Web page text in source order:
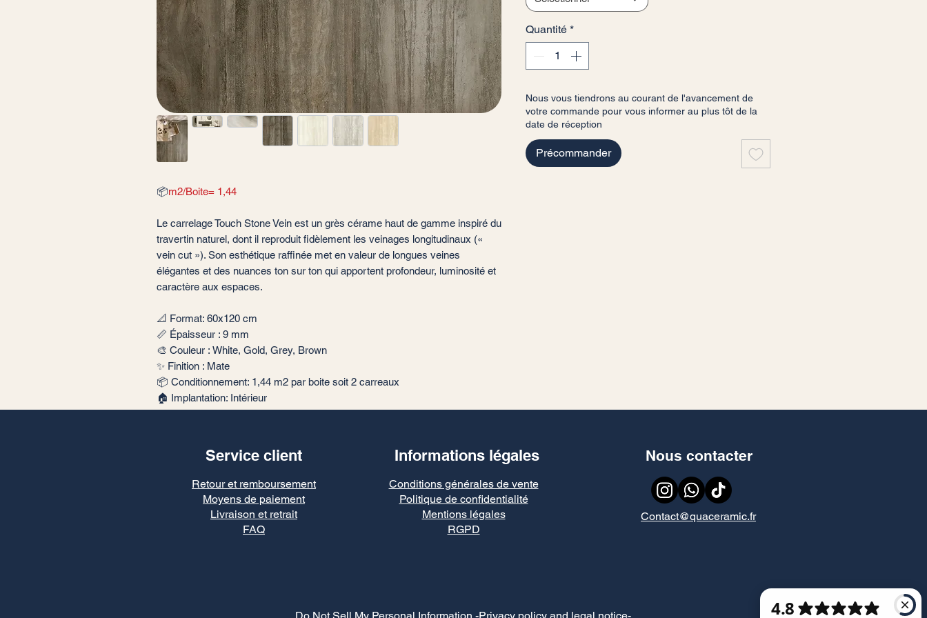
📦m2/Boite= 1,44
Le carrelage Touch Stone Vein est un grès cérame haut de gamme inspiré du
travertin naturel, dont il reproduit fidèlement les veinages longitudinaux («
vein cut »). Son esthétique raffinée met en valeur de longues veines
élégantes et des nuances ton sur ton qui apportent profondeur, luminosité et
caractère aux espaces.
📐 Format: 60x120 cm
📏 Épaisseur : 9 mm
🎨 Couleur : White, Gold, Grey, Brown
✨ Finition : Mate
📦 Conditionnement: 1,44 m2 par boite soit 2 carreaux
🏠 Implantation: Intérieur
Quantité *
Nous vous tiendrons au courant de l'avancement de
votre commande pour vous informer au plus tôt de la
date de réception
Précommander
Service client Informations légales
Retour et remboursement
Moyens de paiement
Livraison et retrait
FAQ
Conditions générales de vente
Politique de confidentialité
Mentions légales
RGPD
Nous contacter
Contact@quaceramic.fr